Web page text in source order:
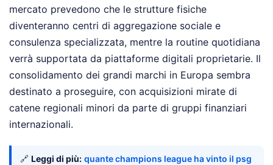
mercato prevedono che le strutture fisiche
diventeranno centri di aggregazione sociale e
consulenza specializzata, mentre la routine quotidiana
verrà supportata da piattaforme digitali proprietarie. Il
consolidamento dei grandi marchi in Europa sembra
destinato a proseguire, con acquisizioni mirate di
catene regionali minori da parte di gruppi finanziari
internazionali.
🔗 Leggi di più: quante champions league ha vinto il psg